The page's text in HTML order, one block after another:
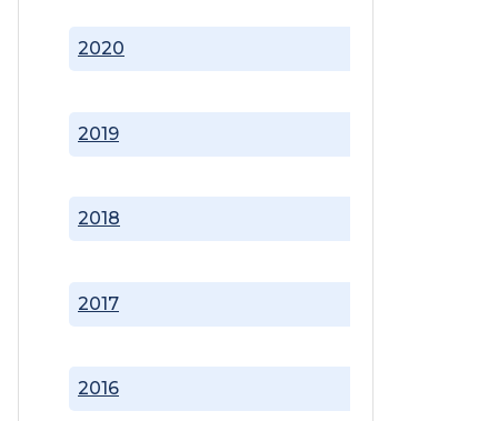
2016
2017
2018
2019
2020